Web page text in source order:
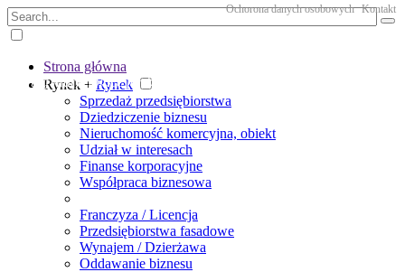
The big marketplace for business
Ochorona danych osobowych Kontakt
Strona główna
Rynek + Rynek
Sprzedaż przedsiębiorstwa
Dziedziczenie biznesu
Nieruchomość komercyjna, obiekt
Udział w interesach
Finanse korporacyjne
Współpraca biznesowa
Franczyza / Licencja
Przedsiębiorstwa fasadowe
Wynajem / Dzierżawa
Oddawanie biznesu